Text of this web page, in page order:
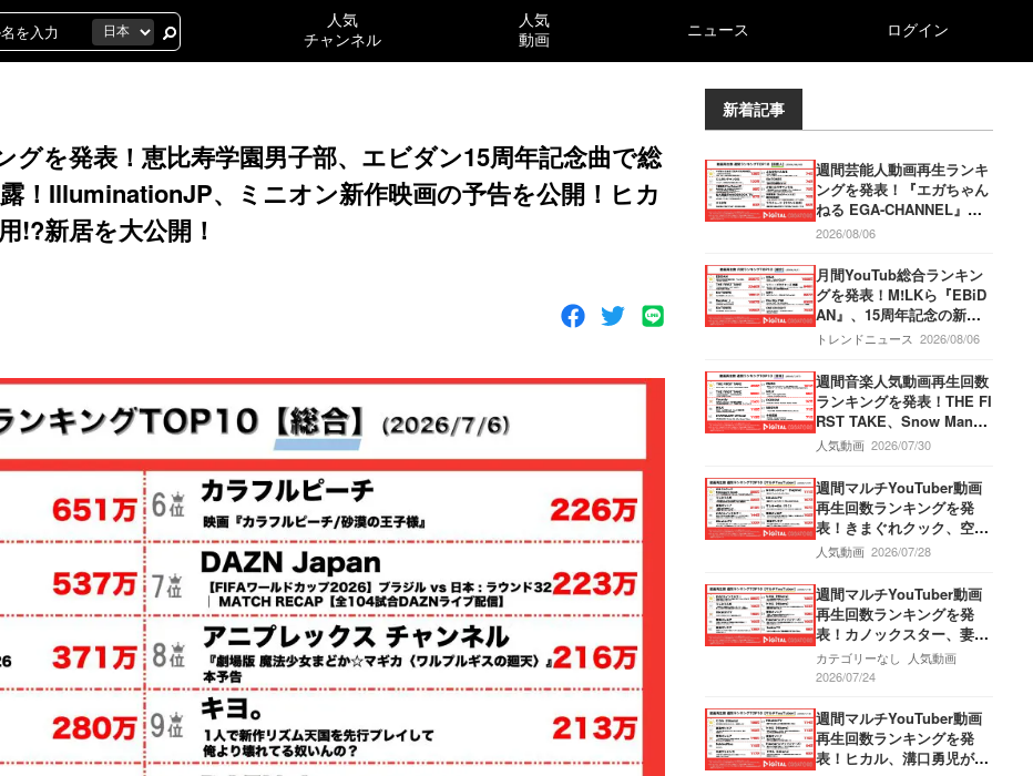
人気
チャンネル
人気
動画
ニュース ログイン
グを発表！恵比寿学園男子部、エビダン15周年記念曲で総
！IlluminationJP、ミニオン新作映画の予告を公開！ヒカ
!?新居を大公開！
新着記事
週間芸能人動画再生ランキ
ングを発表！『エガちゃん
ねる EGA-CHANNEL』、
天獄辛（！？）麻婆刀削麺
バー2人のチャンネルが再
始動で写真撮影！『中田敦
彦のYouTube大学 – NAKA
TA UNIVERSITY』、日本
の円安についてわかりやす
く解説！
2026/08/06
月間YouTub総合ランキン
グを発表！M!LKら『EBiD
AN』、15周年記念の新曲
「Yes!東京」のMVを公
では、T.M.Revolutionが
「HOT LIMIT」を披露！
『SixTONES』新曲「マイ
オンリー」のMVを公開！
トレンドニュース 2026/08/06
週間音楽人気動画再生回数
ランキングを発表！THE FI
RST TAKE、Snow Manが
仲良しハッピーな一発録り
olution、清塚信也とコラ
ボで繊細さと力強さ持った
パフォーマンスを披露！Va
undy、甲子園応援ソングM
Vで”熱”が炸裂！
人気動画 2026/07/30
週間マルチYouTuber動画
再生回数ランキングを発
表！きまぐれクック、空き
巣被害を報告！うじとうえ
思い出を作ろう！東海オン
エア、推理ゲームでミラク
ル勃発！
人気動画 2026/07/28
週間マルチYouTuber動画
再生回数ランキングを発
表！カノックスター、妻・
ヨメックが初顔出しで赤
裸々告白！うじとうえだ、
新商品カレーみそきんの発
売開始を報告！
カテゴリーなし
人気動画
2026/07/24
週間マルチYouTuber動画
再生回数ランキングを発
表！ヒカル、溝口勇児が心